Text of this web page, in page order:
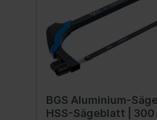
BGS Aluminium-
HSS-Sägeblatt | 300